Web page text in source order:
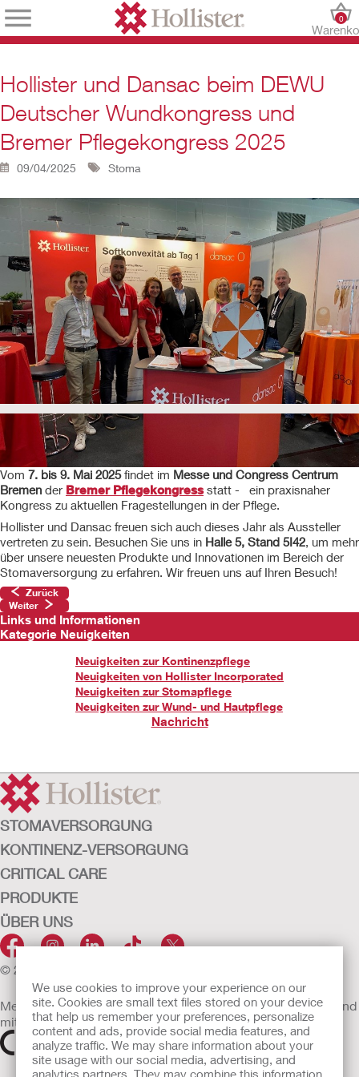
We use cookies to improve your experience on our
site. Cookies are small text files stored on your device
that help us remember your preferences, personalize
content and ads, provide social media features, and
analyze traffic. We may share information about your
site usage with our social media, advertising, and
analytics partners. They may combine this information
0
Hollister und Dansac beim DEWU
Deutscher Wundkongress und
Bremer Pflegekongress 2025
09/04/2025 Stoma
Vom 7. bis 9. Mai 2025findet im Messe und Congress Centrum
Bremen der Bremer Pflegekongressstatt - ein praxisnaher
Kongress zu aktuellen Fragestellungen in der Pflege.
Hollister und Dansac freuen sich auch dieses Jahr als Aussteller
vertreten zu sein. Besuchen Sie uns in Halle 5, Stand 5I42, um mehr
über unsere neuesten Produkte und Innovationen im Bereich der
Stomaversorgung zu erfahren. Wir freuen uns auf Ihren Besuch!
Zurück
Weiter
Links und Informationen
Kategorie Neuigkeiten
Neuigkeiten zur Kontinenzpflege
Neuigkeiten von Hollister Incorporated
Neuigkeiten zur Stomapflege
Neuigkeiten zur Wund- und Hautpflege
Nachricht
STOMAVERSORGUNG
KONTINENZ-VERSORGUNG
CRITICAL CARE
PRODUKTE
ÜBER UNS
© 2026 Hollister Incorporated
Medizinprodukte, die innerhalb der EU vertrieben werden, sind
mit einem der folgenden Symbole gekennzeichnet